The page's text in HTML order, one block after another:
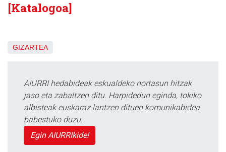
[Katalogoa]
GIZARTEA
AIURRI hedabideak eskualdeko nortasun hitzak
jaso eta zabaltzen ditu. Harpidedun eginda, tokiko
albisteak euskaraz lantzen dituen komunikabidea
babestuko duzu.
Egin AIURRIkide!